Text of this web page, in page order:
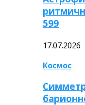
599
17.07.2026
Космос